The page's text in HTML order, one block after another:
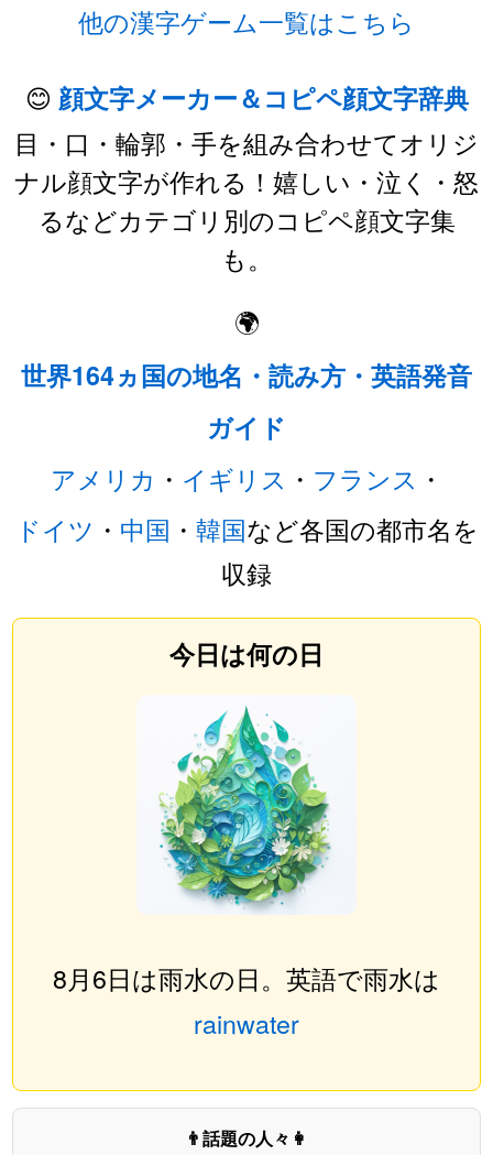
他の漢字ゲーム一覧はこちら
😊 顔文字メーカー＆コピペ顔文字辞典
目・口・輪郭・手を組み合わせてオリジ
ナル顔文字が作れる！嬉しい・泣く・怒
るなどカテゴリ別のコピペ顔文字集
も。
🌍
世界164ヵ国の地名・読み方・英語発音
ガイド
アメリカ ・ イギリス ・ フランス ・
ドイツ ・ 中国 ・ 韓国など各国の都市名を
収録
今日は何の日
8月6日は雨水の日。英語で雨水は
rainwater
👨話題の人々👩